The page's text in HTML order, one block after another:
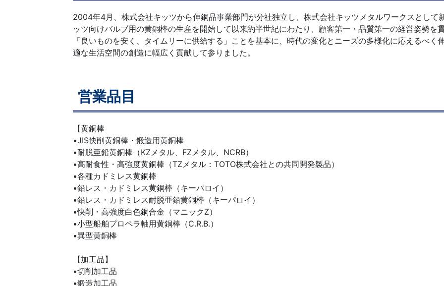
2004年4月、株式会社キッツから伸銅品事業部門が分社独立し、株式会社キッツメタルワークスとして
ッツ向けバルブ用の黄銅棒の生産を開始して以来約半世紀にわたり、顧客第一・品質第一の経営姿勢を
「良いものを安く、タイムリーに供給する」ことを基本に、時代の変化とニーズの多様化に応えるべ
適な生活空間の創造に幅広く貢献して参りました。
営業品目
【黄銅棒
•JIS快削黄銅棒・鍛造用黄銅棒
•耐脱亜鉛黄銅棒（KZメタル、FZメタル、NCRB）
•高耐食性・高強度黄銅棒（TZメタル：TOTO株式会社との共同開発製品）
•各種カドミレス黄銅棒
•鉛レス・カドミレス黄銅棒（キーパロイ）
•鉛レス・カドミレス耐脱亜鉛黄銅棒（キーパロイ）
•快削・高強度白色銅合金（マニックZ）
•小型船舶プロペラ軸用黄銅棒（C.R.B.）
•異型黄銅棒
【加工品】
•切削加工品
•鍛造加工品